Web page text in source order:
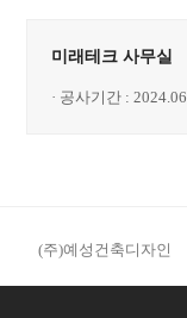
미래테크 사무실
· 공사기간 :
previous
post:
(주)예성건축디자인